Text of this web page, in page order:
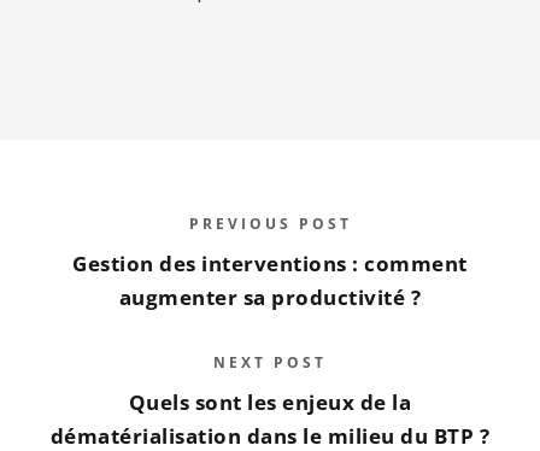
PREVIOUS POST
Gestion des interventions : comment
augmenter sa productivité ?
NEXT POST
Quels sont les enjeux de la
dématérialisation dans le milieu du BTP ?